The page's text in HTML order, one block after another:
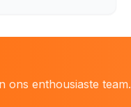
ons enthousiaste team.